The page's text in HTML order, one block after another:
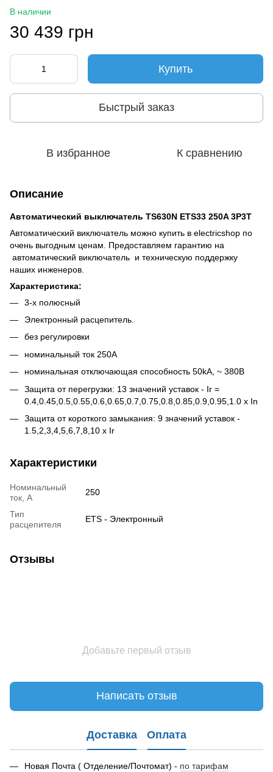
В наличии
30 439 грн
Купить
Быстрый заказ
В избранное К сравнению
Описание
Автоматический выключатель TS630N ETS33 250A 3P3T
Автоматический виключатель можно купить в electricshop по
очень выгодным ценам. Предоставляем гарантию на
автоматический виключатель и техническую поддержку
наших инженеров.
Характеристика:
3-х полюсный
Электронный расцепитель.
без регулировки
номинальный ток 250A
номинальная отключающая способность 50kA, ~ 380В
Защита от перегрузки: 13 значений уставок - Ir =
0.4,0.45,0.5,0.55,0.6,0.65,0.7,0.75,0.8,0.85,0.9,0.95,1.0 x In
Защита от короткого замыкания: 9 значений уставок -
1.5,2,3,4,5,6,7,8,10 х Ir
Характеристики
Номинальный
ток, А
250
Тип
расцепителя
ETS - Электронный
Отзывы
Добавьте первый отзыв
Написать отзыв
Доставка Оплата
Новая Почта ( Отделение/Почтомат) - по тарифам